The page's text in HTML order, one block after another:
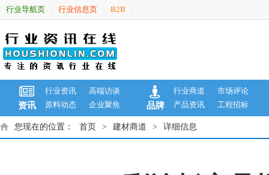
行业导航页 行业信息页 B2B
资讯
行业资讯
高端访谈
原料动态
企业聚焦 品牌
行业商道
市场评论
产品资讯
工程招标
您现在的位置： 首页 > 建材商道 > 详细信息